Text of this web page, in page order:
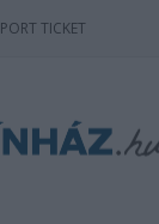
PORT TICKET